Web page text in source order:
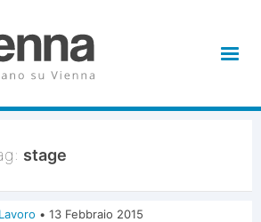
stage
Lavoro • 13 Febbraio 2015